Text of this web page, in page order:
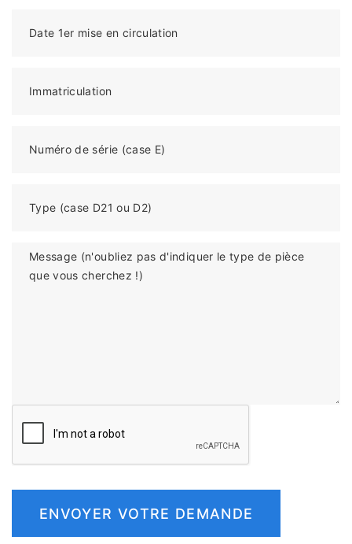
Date 1er mise en circulation
Immatriculation
Numéro de série (case E)
Type (case D21 ou D2)
Message (n'oubliez pas d'indiquer le type de pièce
que vous cherchez !)
ENVOYER VOTRE DEMANDE